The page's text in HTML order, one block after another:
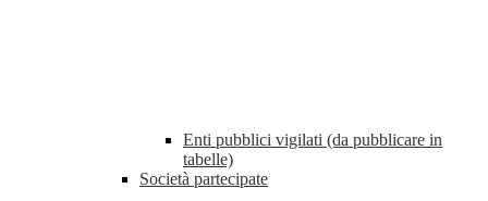
Enti pubblici vigilati (da pubblicare in
tabelle)
Società partecipate